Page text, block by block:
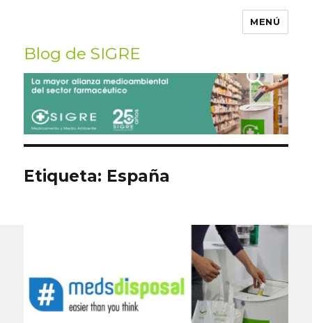
MENÚ
Blog de SIGRE
Buscar
por:
Etiqueta: España